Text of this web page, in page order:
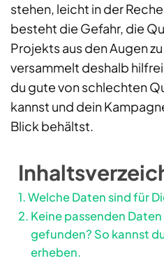
stehen, leicht in der
besteht die Gefahr, die
Projekts aus den Augen
versammelt deshalb
du gute von schlechten
kannst und dein
Blick behältst.
Welche Daten sind für
Keine passenden
gefunden? So kannst
erheben.